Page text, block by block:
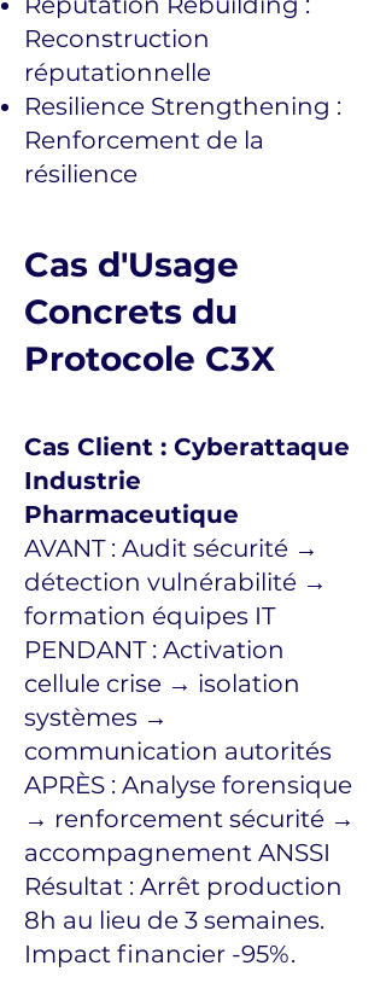
Reconstruction
réputationnelle
Resilience Strengthening :
Renforcement de la
résilience
Cas d'Usage
Concrets du
Protocole C3X
Cas Client : Cyberattaque
Industrie
Pharmaceutique
AVANT : Audit sécurité →
détection vulnérabilité →
formation équipes IT
PENDANT : Activation
cellule crise → isolation
systèmes →
communication autorités
APRÈS : Analyse forensique
→ renforcement sécurité →
accompagnement ANSSI
Résultat : Arrêt production
8h au lieu de 3 semaines.
Impact financier -95%.